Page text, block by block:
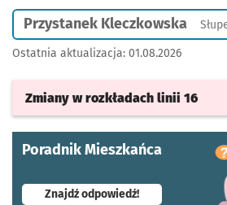
Przystanek Kleczkowska
Ostatnia aktualizacja: 01.08.2026
Zmiany w rozkładach linii 16
Poradnik Mieszkańca
Znajdź odpowiedź!- otworzy się w